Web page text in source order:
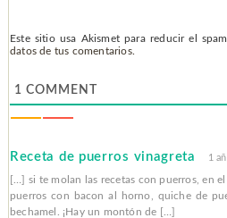
Este sitio usa Akismet para reducir el
datos de tus comentarios.
1 COMMENT
Receta de puerros vinagreta 1
[…] si te molan las recetas con puerros, en
puerros con bacon al horno, quiche de
bechamel. ¡Hay un montón de […]